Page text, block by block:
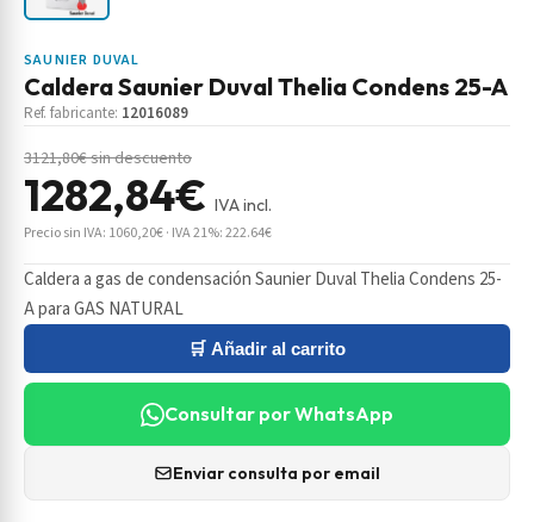
SAUNIER DUVAL
Caldera Saunier Duval Thelia Condens 25-A
Ref. fabricante: 12016089
3121,80€ sin descuento
1282,84€ IVA incl.
Precio sin IVA: 1060,20€ · IVA 21%: 222.64€
Caldera a gas de condensación Saunier Duval Thelia Condens 25-
A para GAS NATURAL
🛒 Añadir al carrito
Consultar por WhatsApp
Enviar consulta por email